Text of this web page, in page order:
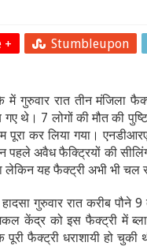
+ Stumbleupon
में गुरुवार रात तीन मंजिला
थे। 7 लोगों की मौत की
पूरा कर लिया गया।
पहले अवैध फैक्ट्रियों की
लेकिन यह फैक्ट्री अभी भी चल
गुरुवार रात करीब पौने
केंद्र को इस फैक्ट्री में
फैक्ट्री धराशायी हो चुकी